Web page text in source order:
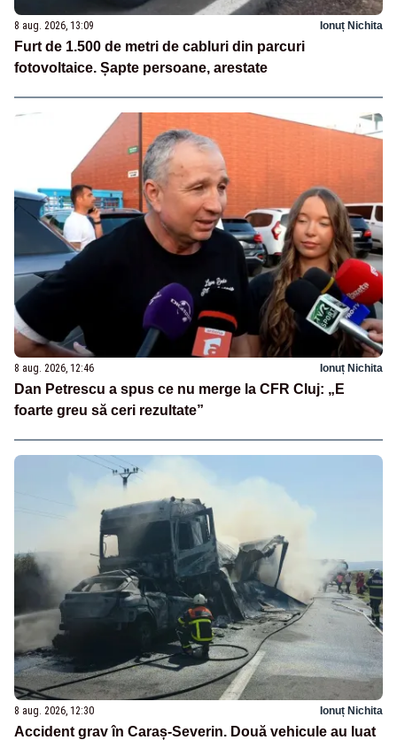
8 aug. 2026, 13:09 Ionuț Nichita
Furt de 1.500 de metri de cabluri din parcuri
fotovoltaice. Șapte persoane, arestate
8 aug. 2026, 12:46 Ionuț Nichita
Dan Petrescu a spus ce nu merge la CFR Cluj: „E
foarte greu să ceri rezultate”
8 aug. 2026, 12:30 Ionuț Nichita
Accident grav în Caraș-Severin. Două vehicule au luat